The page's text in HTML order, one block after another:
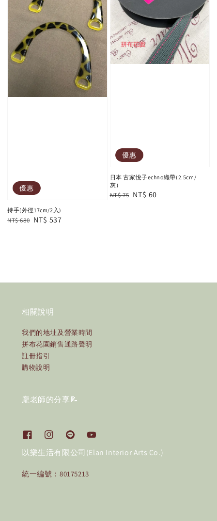
優惠
持手(外徑17cm/2入)
Regular
NT$ 680 Sale
NT$ 537
優惠
日本 古家悅子echno織帶(2.5cm/
灰）
Regular
NT$ 75 Sale
NT$ 60
相關說明
我們的地址及營業時間
拼布花園銷售通路聲明
註冊指引
購物說明
龐老師的分享📝
以樂生活有限公司(Elan Interior Arts Co.)
統一編號：80175213